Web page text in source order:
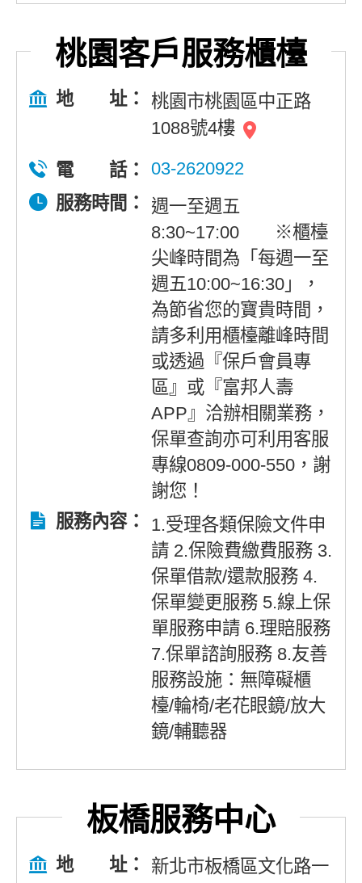
桃園客戶服務櫃檯
地 址：
桃園市桃園區中正路
1088號4樓
電 話：
03-2620922
服務時間：
週一至週五
8:30~17:00 ※櫃檯
尖峰時間為「每週一至
週五10:00~16:30」，
為節省您的寶貴時間，
請多利用櫃檯離峰時間
或透過『保戶會員專
區』或『富邦人壽
APP』洽辦相關業務，
保單查詢亦可利用客服
專線0809-000-550，謝
謝您！
服務內容：
1.受理各類保險文件申
請 2.保險費繳費服務 3.
保單借款/還款服務 4.
保單變更服務 5.線上保
單服務申請 6.理賠服務
7.保單諮詢服務 8.友善
服務設施：無障礙櫃
檯/輪椅/老花眼鏡/放大
鏡/輔聽器
板橋服務中心
地 址： 新北市板橋區文化路一